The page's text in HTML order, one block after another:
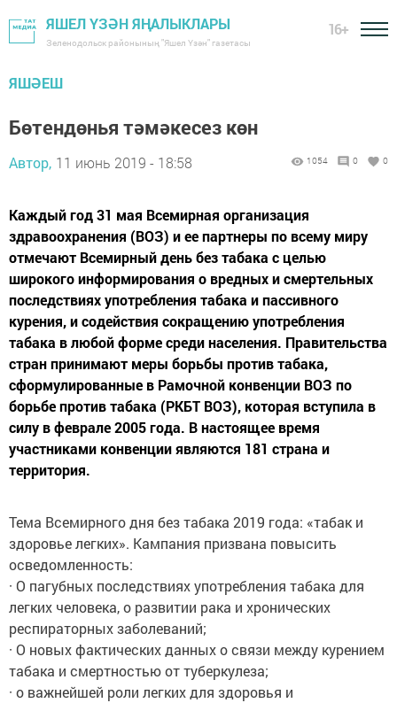
ЯШЕЛ ҮЗӘН ЯҢАЛЫКЛАРЫ
Зеленодольск районының "Яшел Үзән" газетасы
16+
ЯШӘЕШ
Бөтендөнья тәмәкесез көн
Автор, 11 июнь 2019 - 18:58 1054 0 0
Каждый год 31 мая Всемирная организация
здравоохранения (ВОЗ) и ее партнеры по всему миру
отмечают Всемирный день без табака с целью
широкого информирования о вредных и смертельных
последствиях употребления табака и пассивного
курения, и содействия сокращению употребления
табака в любой форме среди населения. Правительства
стран принимают меры борьбы против табака,
сформулированные в Рамочной конвенции ВОЗ по
борьбе против табака (РКБТ ВОЗ), которая вступила в
силу в феврале 2005 года. В настоящее время
участниками конвенции являются 181 страна и
территория.
Тема Всемирного дня без табака 2019 года: «табак и
здоровье легких». Кампания призвана повысить
осведомленность:
· О пагубных последствиях употребления табака для
легких человека, о развитии рака и хронических
респираторных заболеваний;
· О новых фактических данных о связи между курением
табака и смертностью от туберкулеза;
· о важнейшей роли легких для здоровья и